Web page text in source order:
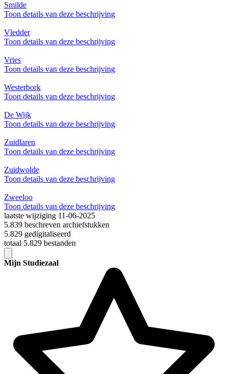
Smilde
Toon details van deze beschrijving
Vledder
Toon details van deze beschrijving
Vries
Toon details van deze beschrijving
Westerbork
Toon details van deze beschrijving
De Wijk
Toon details van deze beschrijving
Zuidlaren
Toon details van deze beschrijving
Zuidwolde
Toon details van deze beschrijving
Zweeloo
Toon details van deze beschrijving
laatste wijziging 11-06-2025
5.839 beschreven archiefstukken
5.829 gedigitaliseerd
totaal 5.829 bestanden
Mijn Studiezaal